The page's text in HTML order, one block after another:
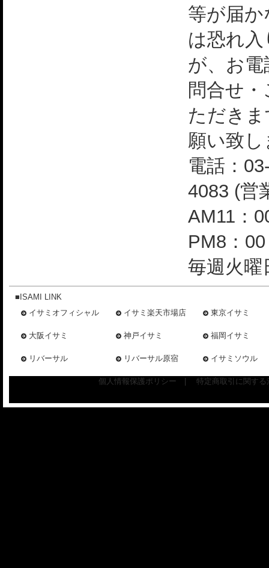
等が届
は恐れ
が、お
問合せ
ただき
願い致
電話：
4083 (営
AM11：
PM8：
毎週火曜
■ISAMI LINK
イサミオフィシャル
イサミ楽天市場店 東京イサミ
大阪イサミ 神戸イサミ 福岡イサミ
リバーサル リバーサル原宿 イサミソウル
個人情報保護ポリシー 特定商取引に関す